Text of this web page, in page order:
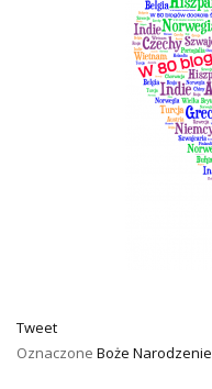
Tweet
Oznaczone Boże Narodzenie